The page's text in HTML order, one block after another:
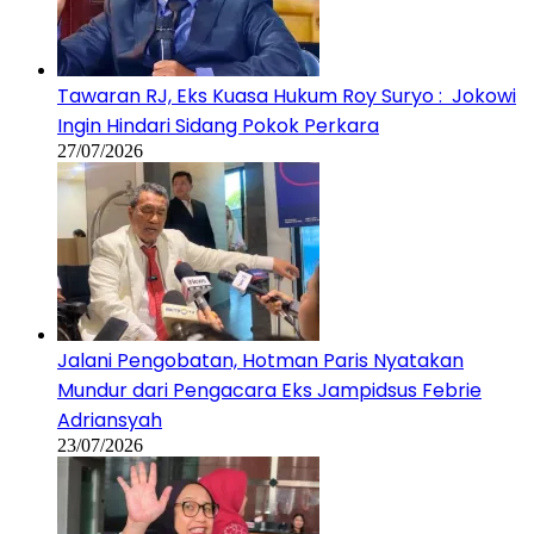
Tawaran RJ, Eks Kuasa Hukum Roy Suryo : Jokowi
Ingin Hindari Sidang Pokok Perkara
27/07/2026
Jalani Pengobatan, Hotman Paris Nyatakan
Mundur dari Pengacara Eks Jampidsus Febrie
Adriansyah
23/07/2026